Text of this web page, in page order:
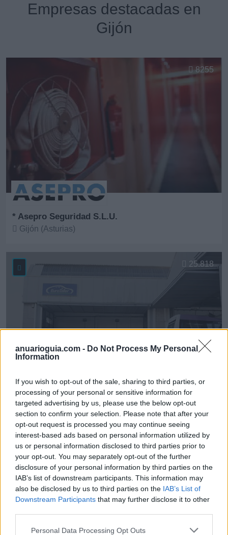
anuarioguia.com - Do Not Process My Personal
Information
If you wish to opt-out of the sale, sharing to third parties, or
processing of your personal or sensitive information for
targeted advertising by us, please use the below opt-out
section to confirm your selection. Please note that after your
opt-out request is processed you may continue seeing
interest-based ads based on personal information utilized by
us or personal information disclosed to third parties prior to
your opt-out. You may separately opt-out of the further
disclosure of your personal information by third parties on the
IAB’s list of downstream participants. This information may
also be disclosed by us to third parties on the IAB’s List of
Downstream Participants that may further disclose it to other
Personal Data Processing Opt Outs
Empresas destacadas en
Gijón
* Asepro Seguridad S.L.U.
Gijón (Asturias)
8255
* ASMECA Asistencia Mecánica Integral, S.L.
Gijón (Asturias)
Ver más
25.818